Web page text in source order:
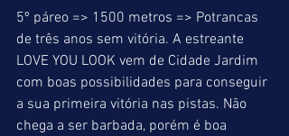
5º páreo => 1500 metros => Potrancas
de três anos sem vitória. A estreante
LOVE YOU LOOK vem de Cidade Jardim
com boas possibilidades para conseguir
a sua primeira vitória nas pistas. Não
chega a ser barbada, porém é boa